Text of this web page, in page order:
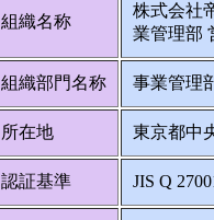
組織名称
株式会社
業管理部
組織部門名称 事業管理
所在地 東京都中
認証基準 JIS Q